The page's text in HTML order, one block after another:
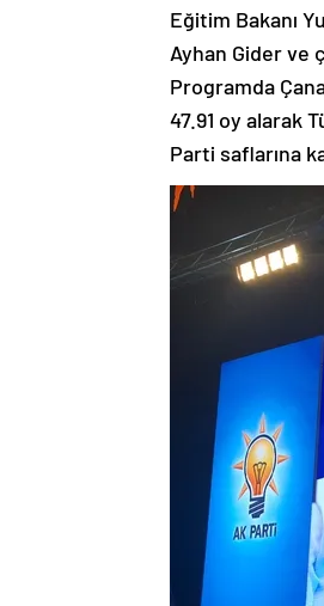
Eğitim Bakanı
Ayhan Gider ve
Programda
47.91 oy alarak
Parti saflarına